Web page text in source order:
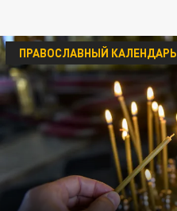
ПРАВОСЛАВНЫЙ КАЛЕНДАРЬ